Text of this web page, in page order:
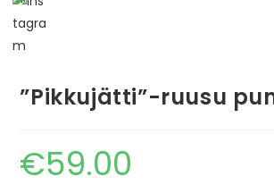
”Pikkujätti”-ruusu
€59.00